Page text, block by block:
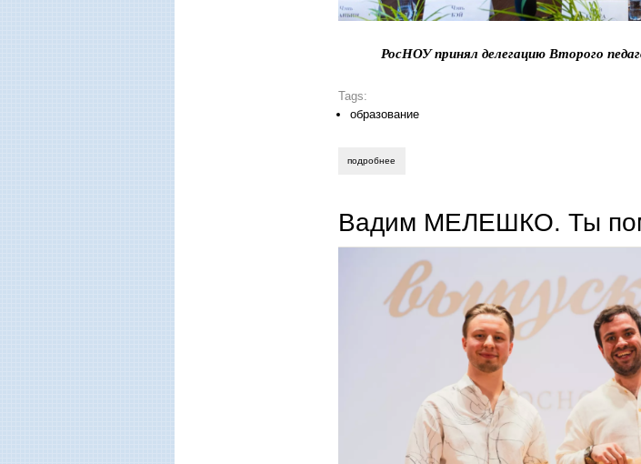
РосНОУ принял делегацию Второго
Tags:
образование
подробнее
Вадим МЕЛЕШКО. Ты